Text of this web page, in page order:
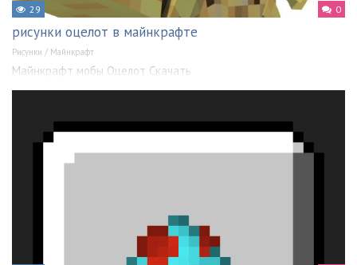
29 0
рисунки оцелот в майнкрафте
Рисунки / Майнкрафт
Майнкрафт мобы Оцелот Скачать